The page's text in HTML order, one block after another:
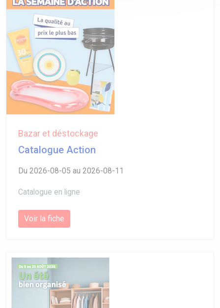
Bazar et déstockage
Catalogue Action
Du 2026-08-05 au 2026-08-11
Catalogue en ligne
Voir la fiche